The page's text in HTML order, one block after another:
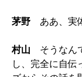
茅野 ああ、実
村山 そうなん
し、完全に自